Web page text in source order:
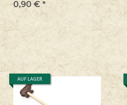
und Wildlife Garden
0,90 € *
AUF LAGER